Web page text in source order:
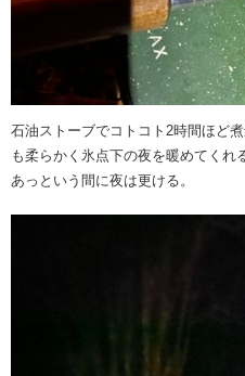
石油ストーブでコトコト2時間ほど
も柔らかく氷点下の夜を暖めてくれ
あっという間に夜は更ける。